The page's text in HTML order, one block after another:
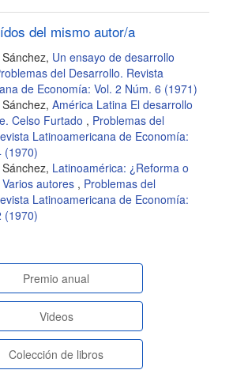
del mismo autor/a
Un ensayo de desarrollo
del Desarrollo. Revista
de Economía: Vol. 2 Núm. 6 (1971)
América Latina El desarrollo
Celso Furtado , Problemas del
Latinoamericana de Economía:
(1970)
Latinoamérica: ¿Reforma o
autores , Problemas del
Latinoamericana de Economía:
(1970)
Premio anual
Videos
Colección de libros